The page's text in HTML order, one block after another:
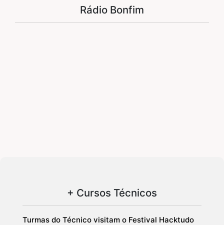
Rádio Bonfim
+ Cursos Técnicos
Turmas do Técnico visitam o Festival Hacktudo